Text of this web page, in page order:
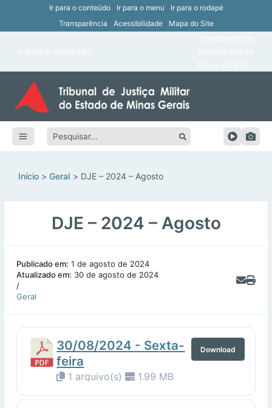
Ir para o conteúdo Ir para o menu
Ir para o rodapé
Transparência
Acessibilidade Mapa do Site
Pesquisar:
Início Geral DJE – 2024 – Agosto
DJE – 2024 – Agosto
Publicado em: 1 de agosto de 2024
Atualizado em: 30 de agosto de 2024
/
Geral
30/08/2024 - Sexta-
feira
1 arquivo(s) 1.99 MB
Download